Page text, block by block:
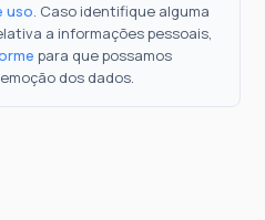
uso. Caso identifique alguma
a informações pessoais,
para que possamos
dos dados.